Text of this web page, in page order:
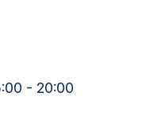
- 20:00